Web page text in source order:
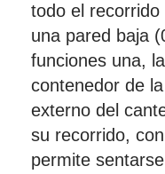
todo el
una pared baja
funciones una,
contenedor de
externo del
su recorrido,
permite